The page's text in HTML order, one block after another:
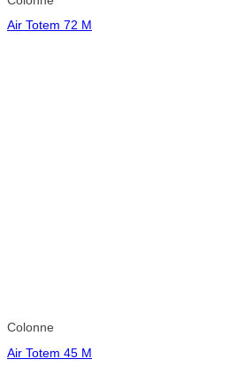
Air Totem 72 M
Colonne
Air Totem 45 M